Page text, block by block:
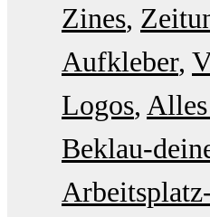
Zines
Aufkleber
Logos
Beklau-